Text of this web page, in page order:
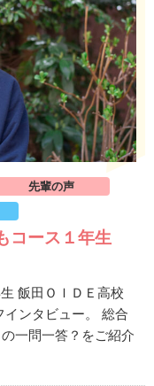
先輩の声
コース１年生
飯田ＯＩＤＥ高校
ンタビュー。 総合
一問一答？をご紹介